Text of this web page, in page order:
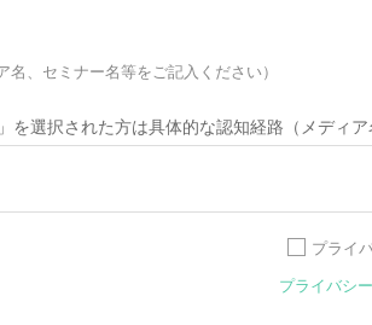
名、セミナー名等をご記入ください）
を選択された方は具体的な認知経路（メディ
プライ
プライバシ